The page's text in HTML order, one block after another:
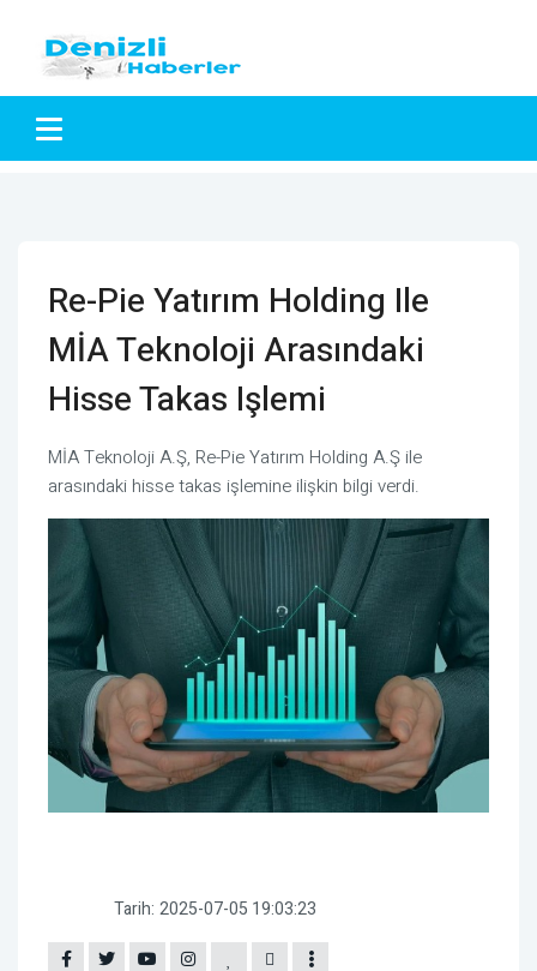
Re-Pie Yatırım Holding Ile
MİA Teknoloji Arasındaki
Hisse Takas Işlemi
MİA Teknoloji A.Ş, Re-Pie Yatırım Holding A.Ş ile
arasındaki hisse takas işlemine ilişkin bilgi verdi.
Tarih: 2025-07-05 19:03:23